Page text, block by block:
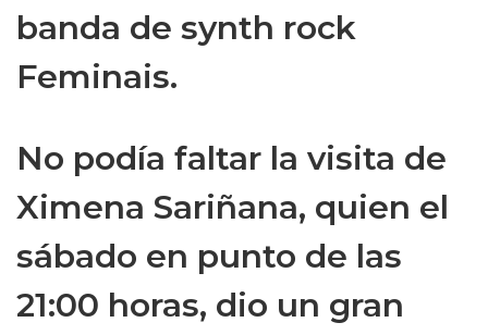
banda de synth rock
Feminais.
No podía faltar la visita de
Ximena Sariñana, quien el
sábado en punto de las
21:00 horas, dio un gran